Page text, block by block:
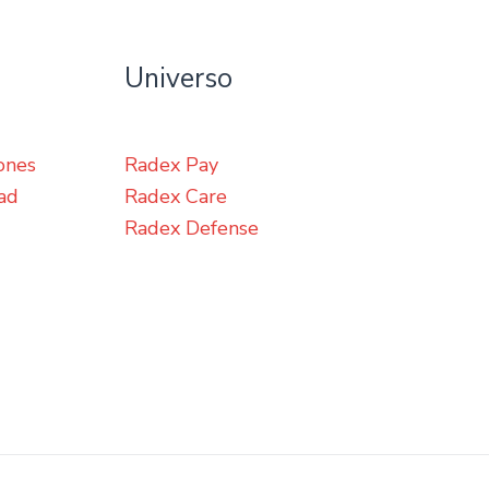
Universo
Radex Pay
Radex Care
Radex Defense